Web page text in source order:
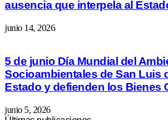
ausencia que interpela al
junio 14, 2026
5 de junio Día Mundial del
Socioambientales de San Luis
Estado y defienden los Bienes
junio 5, 2026